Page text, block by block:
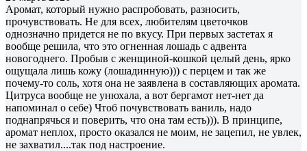
Аромат, который нужно распробовать, разносить,
прочувствовать. Не для всех, любителям цветочков
однозначно придется не по вкусу. При первых застетах я
вообще решила, что это огненная лошадь с адвента
новогоднего. Пробыв с женщиной-кошкой целый день, ярко
ощущала лишь кожу (лошадинную))) с перцем и так же
почему-то соль, хотя она не заявлена в составляющих аромата.
Цитруса вообще не унюхала, а вот бергамот нет-нет да
напоминал о себе) Чтоб почувствовать ваниль, надо
поднапрячься и поверить, что она там есть))). В принципе,
аромат неплох, просто оказался не моим, не зацепил, не увлек,
не захватил....так под настроение.